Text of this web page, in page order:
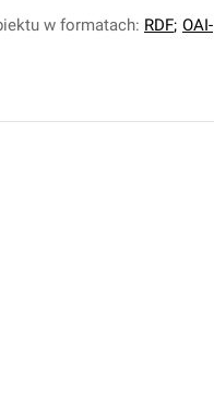
w formatach: RDF; OAI-